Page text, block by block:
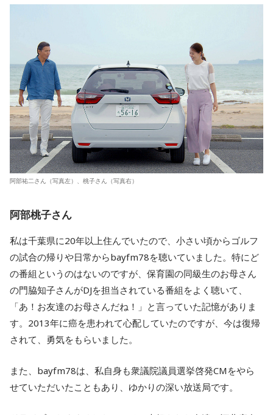
阿部祐二さん（写真左）、桃子さん（写真右）
阿部桃子さん
私は千葉県に20年以上住んでいたので、小さい頃からゴルフ
の試合の帰りや日常からbayfm78を聴いていました。特にど
の番組というのはないのですが、保育園の同級生のお母さん
の門脇知子さんがDJを担当されている番組をよく聴いて、
「あ！お友達のお母さんだね！」と言っていた記憶がありま
す。2013年に癌を患われて心配していたのですが、今は復帰
されて、勇気をもらいました。
また、bayfm78は、私自身も衆議院議員選挙啓発CMをやら
せていただいたこともあり、ゆかりの深い放送局です。